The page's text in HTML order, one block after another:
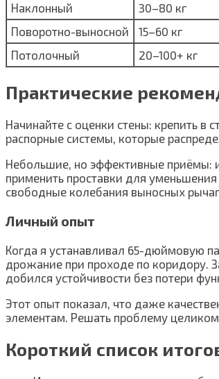
Наклонный
30–80 кг
Поворотно-выносной
15–60 кг
Потолочный
20–100+ кг
Практические
Начинайте с оценки стены: крепить в
распорные системы, которые
Небольшие, но эффективные приёмы:
применить проставки для
свободные колебания выносных
Личный опыт
Когда я устанавливал 65-дюймовую
дрожание при проходе по коридору.
добился устойчивости без потери
Этот опыт показал, что даже
элементам. Решать проблему целиком
Короткий список